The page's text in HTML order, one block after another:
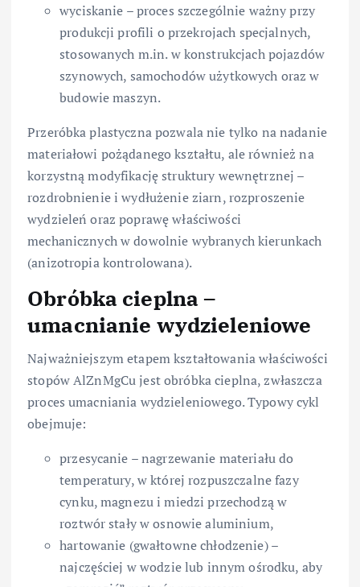
wyciskanie – proces szczególnie ważny przy
produkcji profili o przekrojach specjalnych,
stosowanych m.in. w konstrukcjach pojazdów
szynowych, samochodów użytkowych oraz w
budowie maszyn.
Przeróbka plastyczna pozwala nie tylko na nadanie
materiałowi pożądanego kształtu, ale również na
korzystną modyfikację struktury wewnętrznej –
rozdrobnienie i wydłużenie ziarn, rozproszenie
wydzieleń oraz poprawę właściwości
mechanicznych w dowolnie wybranych kierunkach
(anizotropia kontrolowana).
Obróbka cieplna –
umacnianie wydzieleniowe
Najważniejszym etapem kształtowania właściwości
stopów AlZnMgCu jest obróbka cieplna, zwłaszcza
proces umacniania wydzieleniowego. Typowy cykl
obejmuje:
przesycanie – nagrzewanie materiału do
temperatury, w której rozpuszczalne fazy
cynku, magnezu i miedzi przechodzą w
roztwór stały w osnowie aluminium,
hartowanie (gwałtowne chłodzenie) –
najczęściej w wodzie lub innym ośrodku, aby